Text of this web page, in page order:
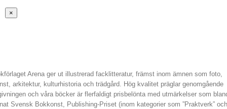
Stäng
snabbvy
×
Arena ger ut illustrerad facklitteratur, främst inom ämnen som foto,
arkitektur, kulturhistoria och trädgård. Hög kvalitet präglar genomgående
och våra böcker är flerfaldigt prisbelönta med utmärkelser som
Svensk Bokkonst, Publishing-Priset (inom kategorier som ”Praktverk” och